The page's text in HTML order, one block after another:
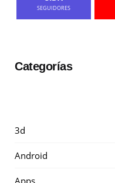
SEGUIDORES
Categorías
3d
Android
Apps